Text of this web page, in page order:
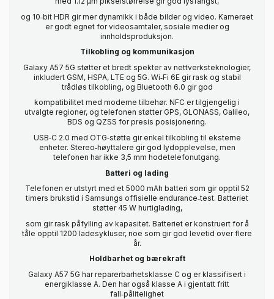
og 10‑bit HDR gir mer dynamikk i både bilder og video. Kameraet
er godt egnet for videosamtaler, sosiale medier og
innholdsproduksjon.
Tilkobling og kommunikasjon
Galaxy A57 5G støtter et bredt spekter av nettverksteknologier,
inkludert GSM, HSPA, LTE og 5G. Wi‑Fi 6E gir rask og stabil
trådløs tilkobling, og Bluetooth 6.0 gir god
kompatibilitet med moderne tilbehør. NFC er tilgjengelig i
utvalgte regioner, og telefonen støtter GPS, GLONASS, Galileo,
BDS og QZSS for presis posisjonering.
USB‑C 2.0 med OTG‑støtte gir enkel tilkobling til eksterne
enheter. Stereo‑høyttalere gir god lydopplevelse, men
telefonen har ikke 3,5 mm hodetelefonutgang.
Batteri og lading
Telefonen er utstyrt med et 5000 mAh batteri som gir opptil 52
timers brukstid i Samsungs offisielle endurance‑test. Batteriet
støtter 45 W hurtiglading,
som gir rask påfylling av kapasitet. Batteriet er konstruert for å
tåle opptil 1200 ladesykluser, noe som gir god levetid over flere
år.
Holdbarhet og bærekraft
Galaxy A57 5G har reparerbarhetsklasse C og er klassifisert i
energiklasse A. Den har også klasse A i gjentatt fritt
fall‑pålitelighet